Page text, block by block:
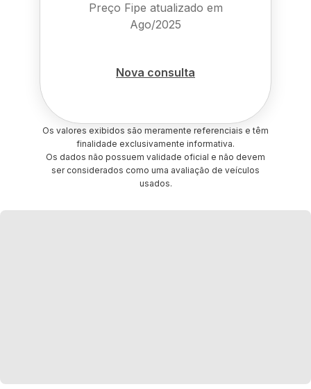
Preço Fipe atualizado em
Ago/2025
Nova consulta
Os valores exibidos são meramente referenciais e têm
finalidade exclusivamente informativa.
Os dados não possuem validade oficial e não devem
ser considerados como uma avaliação de veículos
usados.